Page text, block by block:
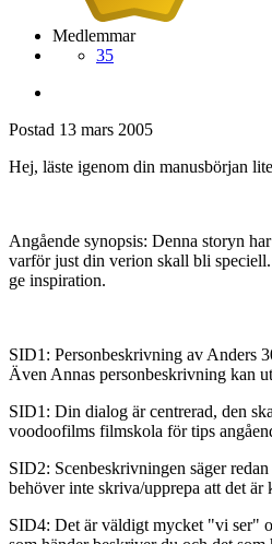
Medlemmar
35
Postad 13 mars 2005
Hej, läste igenom din manusbörjan
Angående synopsis: Denna storyn
varför just din verion skall bli
ge inspiration.
SID1: Personbeskrivning av Anders
Även Annas personbeskrivning kan
SID1: Din dialog är centrerad, den
voodoofilms filmskola för tips
SID2: Scenbeskrivningen säger
behöver inte skriva/upprepa att det är
SID4: Det är väldigt mycket "vi ser"